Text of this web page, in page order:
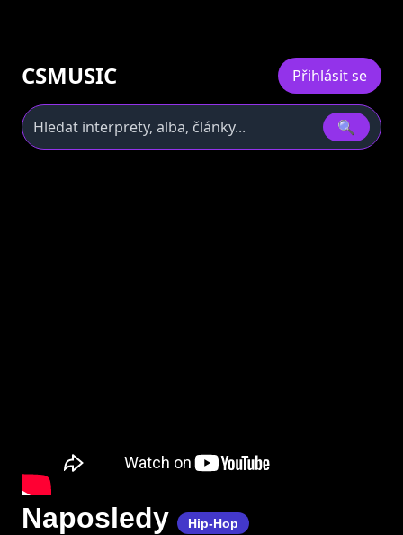
CSMUSIC Přihlásit se
🔍
Naposledy Hip-Hop